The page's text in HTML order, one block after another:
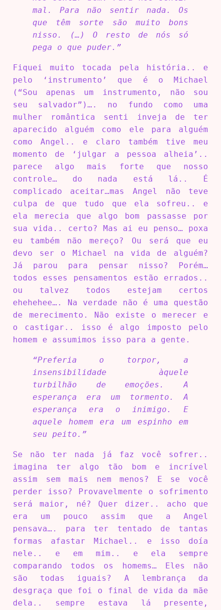
mal. Para não sentir nada. Os
que têm sorte são muito bons
nisso. (…) O resto de nós só
pega o que puder.”
Fiquei muito tocada pela história.. e
pelo ‘instrumento’ que é o Michael
(“Sou apenas um instrumento, não sou
seu salvador”)…. no fundo como uma
mulher romântica senti inveja de ter
aparecido alguém como ele para alguém
como Angel.. e claro também tive meu
momento de ‘julgar a pessoa alheia’..
parece algo mais forte que nosso
controle… do nada está lá.. É
complicado aceitar…mas Angel não teve
culpa de que tudo que ela sofreu.. e
ela merecia que algo bom passasse por
sua vida.. certo? Mas ai eu penso… poxa
eu também não mereço? Ou será que eu
devo ser o Michael na vida de alguém?
Já parou para pensar nisso? Porém…
todos esses pensamentos estão errados..
ou talvez todos estejam certos
ehehehee…. Na verdade não é uma questão
de merecimento. Não existe o merecer e
o castigar.. isso é algo imposto pelo
homem e assumimos isso para a gente.
“Preferia o torpor, a
insensibilidade àquele
turbilhão de emoções. A
esperança era um tormento. A
esperança era o inimigo. E
aquele homem era um espinho em
seu peito.”
Se não ter nada já faz você sofrer..
imagina ter algo tão bom e incrível
assim sem mais nem menos? E se você
perder isso? Provavelmente o sofrimento
será maior, né? Quer dizer.. acho que
era um pouco assim que a Angel
pensava…. para ter tentado de tantas
formas afastar Michael.. e isso doía
nele.. e em mim.. e ela sempre
comparando todos os homems… Eles não
são todas iguais? A lembrança da
desgraça que foi o final de vida da mãe
dela.. sempre estava lá presente,